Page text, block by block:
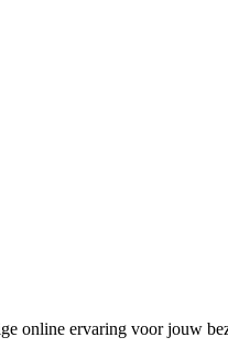
online ervaring voor jouw